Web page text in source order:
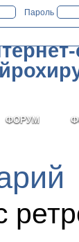
Пароль
ФОРУМ